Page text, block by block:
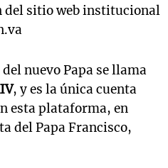
del sitio web institucional
nuevo Papa se llama
, y es la única cuenta
esta plataforma, en
del Papa Francisco,